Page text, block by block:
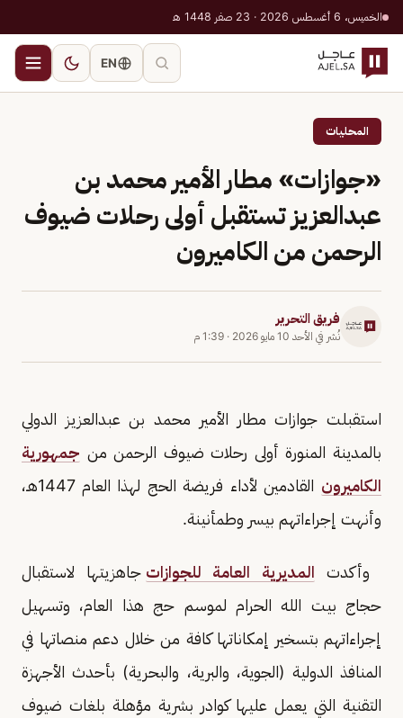
الخميس، 6 أغسطس 2026 · 23 صفر 1448 هـ
EN
المحليات
«جوازات» مطار الأمير محمد بن
عبدالعزيز تستقبل أولى رحلات ضيوف
الرحمن من الكاميرون
فريق التحرير
نُشر في الأحد 10 مايو 2026 · 1:39 م
استقبلت جوازات مطار الأمير محمد بن عبدالعزيز الدولي
بالمدينة المنورة أولى رحلات ضيوف الرحمن من جمهورية
الكاميرون
القادمين لأداء فريضة الحج لهذا العام 1447هـ،
وأنهت إجراءاتهم بيسر وطمأنينة.
وأكدت المديرية العامة للجوازات جاهزيتها لاستقبال
حجاج بيت الله الحرام لموسم حج هذا العام، وتسهيل
إجراءاتهم بتسخير إمكاناتها كافة من خلال دعم منصاتها في
المنافذ الدولية (الجوية، والبرية، والبحرية) بأحدث الأجهزة
التقنية التي يعمل عليها كوادر بشرية مؤهلة بلغات ضيوف